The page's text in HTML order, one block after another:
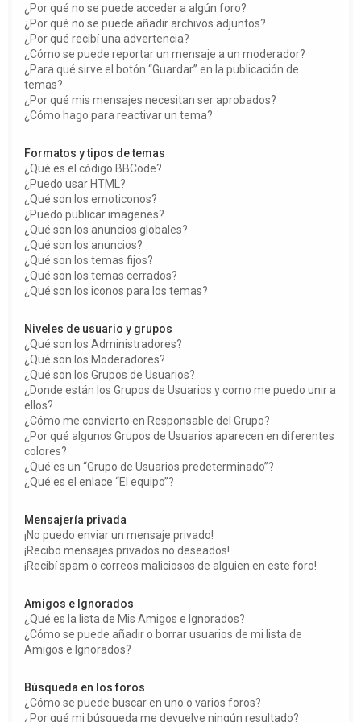
¿Por qué no se puede acceder a algún foro?
¿Por qué no se puede añadir archivos adjuntos?
¿Por qué recibí una advertencia?
¿Cómo se puede reportar un mensaje a un moderador?
¿Para qué sirve el botón “Guardar” en la publicación de
temas?
¿Por qué mis mensajes necesitan ser aprobados?
¿Cómo hago para reactivar un tema?
Formatos y tipos de temas
¿Qué es el código BBCode?
¿Puedo usar HTML?
¿Qué son los emoticonos?
¿Puedo publicar imagenes?
¿Qué son los anuncios globales?
¿Qué son los anuncios?
¿Qué son los temas fijos?
¿Qué son los temas cerrados?
¿Qué son los iconos para los temas?
Niveles de usuario y grupos
¿Qué son los Administradores?
¿Qué son los Moderadores?
¿Qué son los Grupos de Usuarios?
¿Donde están los Grupos de Usuarios y como me puedo unir a
ellos?
¿Cómo me convierto en Responsable del Grupo?
¿Por qué algunos Grupos de Usuarios aparecen en diferentes
colores?
¿Qué es un “Grupo de Usuarios predeterminado”?
¿Qué es el enlace “El equipo”?
Mensajería privada
¡No puedo enviar un mensaje privado!
¡Recibo mensajes privados no deseados!
¡Recibí spam o correos maliciosos de alguien en este foro!
Amigos e Ignorados
¿Qué es la lista de Mis Amigos e Ignorados?
¿Cómo se puede añadir o borrar usuarios de mi lista de
Amigos e Ignorados?
Búsqueda en los foros
¿Cómo se puede buscar en uno o varios foros?
¿Por qué mi búsqueda me devuelve ningún resultado?